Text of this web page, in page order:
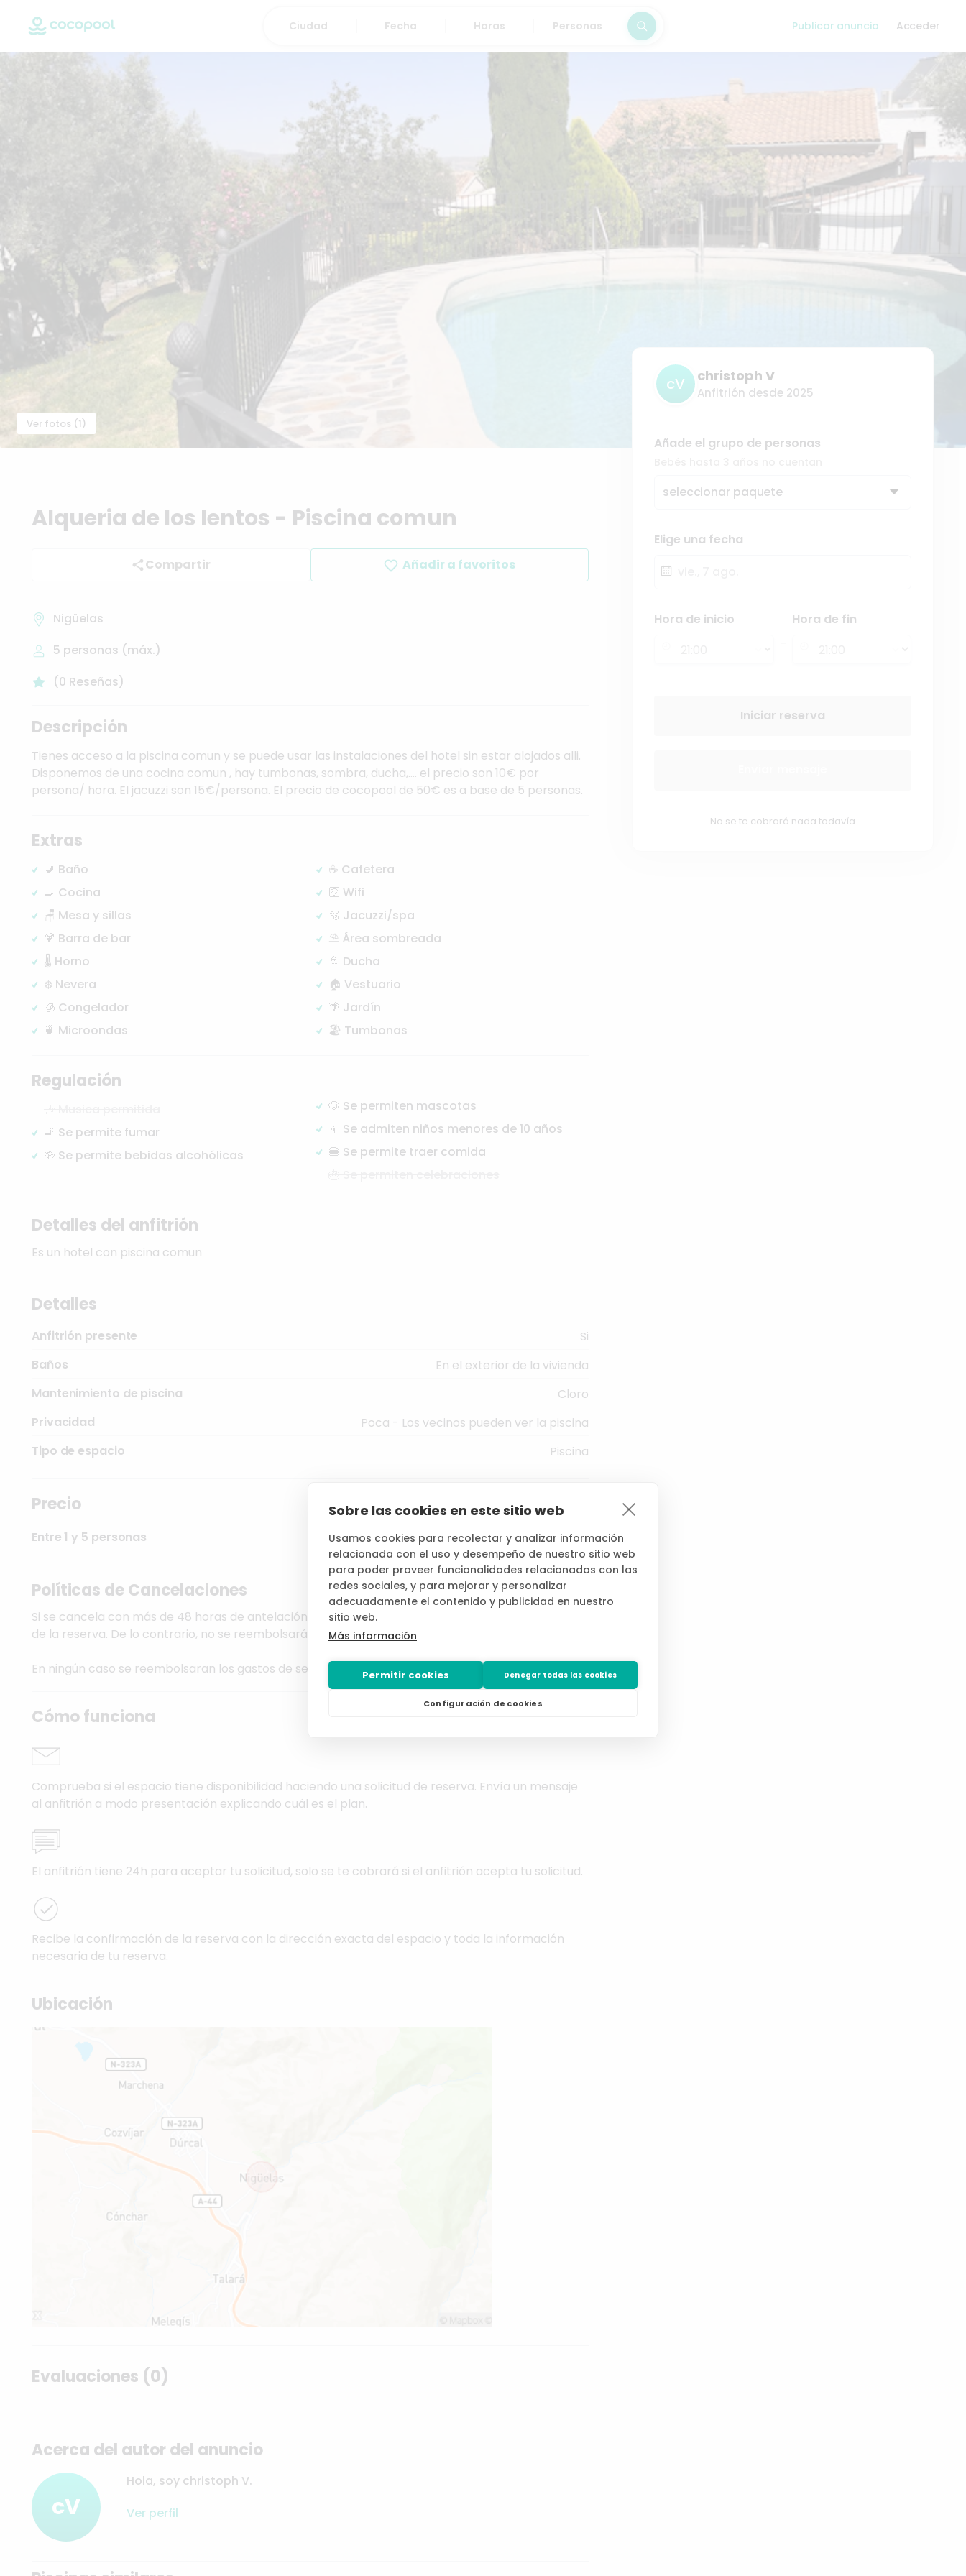
Sobre las cookies en este sitio web
Usamos cookies para recolectar y analizar información
relacionada con el uso y desempeño de nuestro sitio web
para poder proveer funcionalidades relacionadas con las
redes sociales, y para mejorar y personalizar
adecuadamente el contenido y publicidad en nuestro
sitio web.
Más información
Permitir cookies Denegar todas las cookies
Configuración de cookies
Fecha Horas Personas Buscar Publicar anuncio Acceder
Ver fotos (1)
Alqueria de los lentos - Piscina comun
Compartir Añadir a favoritos
Nigüelas
5 personas (máx.)
(0 Reseñas)
Descripción
Tienes acceso a la piscina comun y se puede usar las instalaciones del hotel sin estar alojados alli.
Disponemos de una cocina comun , hay tumbonas, sombra, ducha,.... el precio son 10€ por
persona​/​ hora. El jacuzzi son 15€​/​persona. El precio de cocopool de 50€ es a base de 5 personas.
Extras
🚽 Baño
🍳 Cocina
🪑 Mesa y sillas
🍹 Barra de bar
🌡️ Horno
❄️ Nevera
🧊 Congelador
🍵 Microondas
☕ Cafetera
🛜 Wifi
🫧 Jacuzzi/spa
⛱️ Área sombreada
🚿 Ducha
🏠 Vestuario
🌴 Jardín
🏖️ Tumbonas
Regulación
🚬 Se permite fumar
🍻 Se permite bebidas alcohólicas
🐶 Se permiten mascotas
👦 Se admiten niños menores de 10 años
🍔 Se permite traer comida
Detalles del anfitrión
Es un hotel con piscina comun
Detalles
Anfitrión presente
Si
Baños
En el exterior de la vivienda
Mantenimiento de piscina
Cloro
Privacidad
Poca - Los vecinos pueden ver la piscina
Tipo de espacio
Piscina
Precio
Entre 1 y 5 personas 60,00 € /h
Políticas de Cancelaciones
Si se cancela con más de 48 horas de antelación del inicio de la reserva, se reembolsará el coste
de la reserva. De lo contrario, no se reembolsará el coste de la reserva.
En ningún caso se reembolsaran los gastos de servicio de Cocopool.
Cómo funciona
Comprueba si el espacio tiene disponibilidad haciendo una solicitud de reserva. Envía un mensaje
al anfitrión a modo presentación explicando cuál es el plan.
El anfitrión tiene 24h para aceptar tu solicitud, solo se te cobrará si el anfitrión acepta tu solicitud.
Recibe la confirmación de la reserva con la dirección exacta del espacio y toda la información
necesaria de tu reserva.
Ubicación
Evaluaciones (0)
Acerca del autor del anuncio
cV
Hola, soy christoph V.
Ver perfil
cV christoph V
Anfitrión desde 2025
Añade el grupo de personas
seleccionar paquete
Elige una fecha
Hora de inicio
Hora de fin
Iniciar reserva
No se te cobrará nada todavía